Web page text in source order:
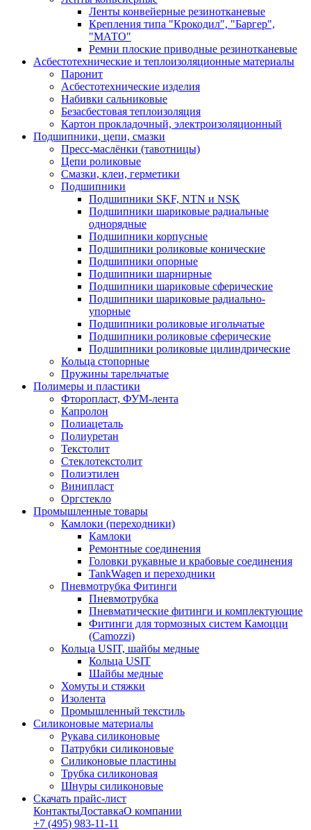
Ленты конвейерные резинотканевые
Крепления типа "Крокодил", "Баргер",
"МАТО"
Ремни плоские приводные резинотканевые
Асбестотехнические и теплоизоляционные материалы
Паронит
Асбестотехнические изделия
Набивки сальниковые
Безасбестовая теплоизоляция
Картон прокладочный, электроизоляционный
Подшипники, цепи, смазки
Пресс-маслёнки (тавотницы)
Цепи роликовые
Смазки, клеи, герметики
Подшипники
Подшипники SKF, NTN и NSK
Подшипники шариковые радиальные
однорядные
Подшипники корпусные
Подшипники роликовые конические
Подшипники опорные
Подшипники шарнирные
Подшипники шариковые сферические
Подшипники шариковые радиально-
упорные
Подшипники роликовые игольчатые
Подшипники роликовые сферические
Подшипники роликовые цилиндрические
Кольца стопорные
Пружины тарельчатые
Полимеры и пластики
Фторопласт, ФУМ-лента
Капролон
Полиацеталь
Полиуретан
Текстолит
Стеклотекстолит
Полиэтилен
Винипласт
Оргстекло
Промышленные товары
Камлоки (переходники)
Камлоки
Ремонтные соединения
Головки рукавные и крабовые соединения
TankWagen и переходники
Пневмотрубка Фитинги
Пневмотрубка
Пневматические фитинги и комплектующие
Фитинги для тормозных систем Камоцци
(Camozzi)
Кольца USIT, шайбы медные
Кольца USIT
Шайбы медные
Хомуты и стяжки
Изолента
Промышленный текстиль
Силиконовые материалы
Рукава силиконовые
Патрубки силиконовые
Силиконовые пластины
Трубка силиконовая
Шнуры силиконовые
Скачать прайс-лист
КонтактыДоставкаО компании
+7 (495) 983-11-11